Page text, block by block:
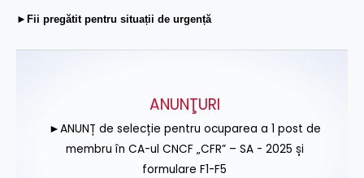
►Fii pregătit pentru situații de urgență
ANUNŢURI
►ANUNȚ de selecție pentru ocuparea a 1 post de
membru în CA-ul CNCF „CFR” – SA - 2025 și
formulare F1-F5